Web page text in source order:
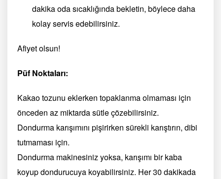
dakika oda sıcaklığında bekletin, böylece daha
kolay servis edebilirsiniz.
Afiyet olsun!
Püf Noktaları:
Kakao tozunu eklerken topaklanma olmaması için
önceden az miktarda sütle çözebilirsiniz.
Dondurma karışımını pişirirken sürekli karıştırın, dibi
tutmaması için.
Dondurma makinesiniz yoksa, karışımı bir kaba
koyup dondurucuya koyabilirsiniz. Her 30 dakikada